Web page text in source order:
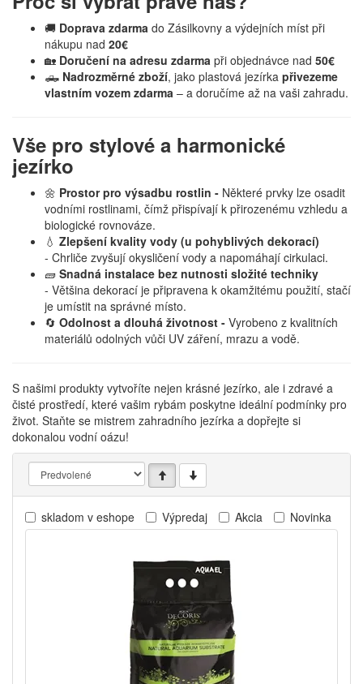
🚚 Doprava zdarma do Zásilkovny a výdejních míst při
nákupu nad 20€
🏡 Doručení na adresu zdarma při objednávce nad 50€
🛻 Nadrozměrné zboží, jako plastová jezírka přivezeme
vlastním vozem zdarma – a doručíme až na vaši zahradu.
Vše pro stylové a harmonické
jezírko
🌼 Prostor pro výsadbu rostlin - Některé prvky lze osadit
vodními rostlinami, čímž přispívají k přirozenému vzhledu a
biologické rovnováze.
💧 Zlepšení kvality vody (u pohyblivých dekorací)
- Chrliče zvyšují okysličení vody a napomáhají cirkulaci.
🧱 Snadná instalace bez nutnosti složité techniky
- Většina dekorací je připravena k okamžitému použití, stačí
je umístit na správné místo.
🔄 Odolnost a dlouhá životnost - Vyrobeno z kvalitních
materiálů odolných vůči UV záření, mrazu a vodě.
S našimi produkty vytvoříte nejen krásné jezírko, ale i zdravé a
čisté prostředí, které vašim rybám poskytne ideální podmínky pro
život. Staňte se mistrem zahradního jezírka a dopřejte si
dokonalou vodní oázu!
skladom v eshope Výpredaj Akcia Novinka